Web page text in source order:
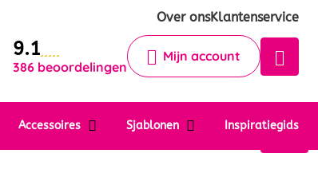
Over onsKlantenservice
9.1
386 beoordelingen
Mijn account
Accessoires Sjablonen Inspiratiegids
Krijg een antwoord op uw vraag
Chat 24/7 met onze chatbot voor
Contact